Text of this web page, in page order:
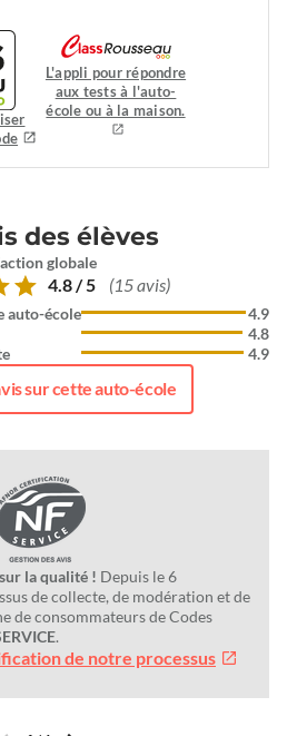
L'appli pour répondre
aux tests à l'auto-
école ou à la maison.
des élèves
globale
4.8 / 5 (15 avis)
auto-école
4.9
4.8
4.9
sur cette auto-école
la qualité ! Depuis le 6
de collecte, de modération et de
de consommateurs de Codes
.
de notre processus